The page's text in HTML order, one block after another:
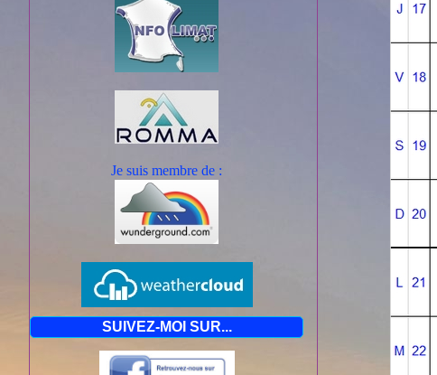
Je suis membre de :
SUIVEZ-MOI SUR...